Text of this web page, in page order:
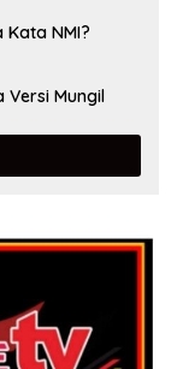
Kata NMI?
Versi Mungil